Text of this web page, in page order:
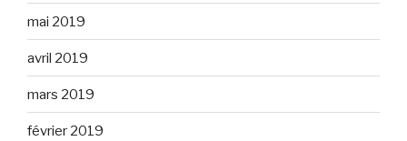
mai 2019
avril 2019
mars 2019
février 2019